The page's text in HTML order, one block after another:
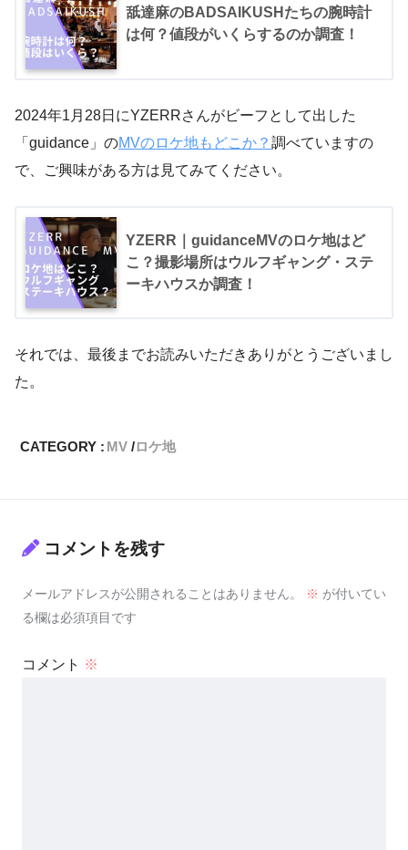
舐達麻のBADSAIKUSHたちの腕時計
は何？値段がいくらするのか調査！
2024年1月28日にYZERRさんがビーフとして出した
「guidance」のMVのロケ地もどこか？ 調べていますの
で、ご興味がある方は見てみてください。
YZERR｜guidanceMVのロケ地はど
こ？撮影場所はウルフギャング・ステ
ーキハウスか調査！
それでは、最後までお読みいただきありがとうございまし
た。
CATEGORY : MV ロケ地
コメントを残す
メールアドレスが公開されることはありません。 ※ が付いてい
る欄は必須項目です
コメント ※